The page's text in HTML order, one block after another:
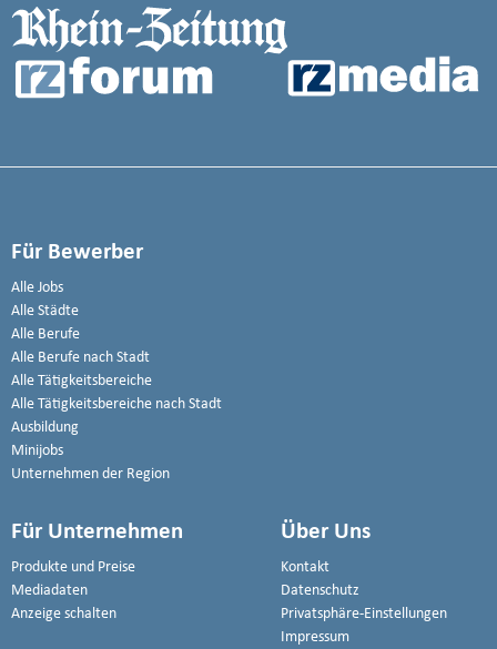
Für Bewerber
Alle Jobs
Alle Städte
Alle Berufe
Alle Berufe nach Stadt
Alle Tätigkeitsbereiche
Alle Tätigkeitsbereiche nach Stadt
Ausbildung
Minijobs
Unternehmen der Region
Für Unternehmen
Produkte und Preise
Mediadaten
Anzeige schalten
Über Uns
Kontakt
Datenschutz
Privatsphäre-Einstellungen
Impressum